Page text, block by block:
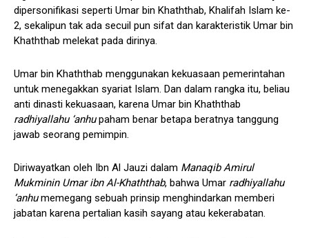
dipersonifikasi seperti Umar bin Khaththab, Khalifah Islam ke-
2, sekalipun tak ada secuil pun sifat dan karakteristik Umar bin
Khaththab melekat pada dirinya.
Umar bin Khaththab menggunakan kekuasaan pemerintahan
untuk menegakkan syariat Islam. Dan dalam rangka itu, beliau
anti dinasti kekuasaan, karena Umar bin Khaththab
radhiyallahu ‘anhupaham benar betapa beratnya tanggung
jawab seorang pemimpin.
Diriwayatkan oleh Ibn Al Jauzi dalam Manaqib Amirul
Mukminin Umar ibn Al-Khaththab, bahwa Umar radhiyallahu
‘anhumemegang sebuah prinsip menghindarkan memberi
jabatan karena pertalian kasih sayang atau kekerabatan.